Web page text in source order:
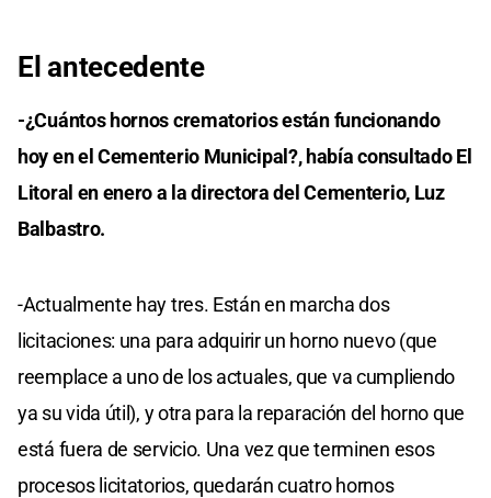
El antecedente
-¿Cuántos hornos crematorios están funcionando
hoy en el Cementerio Municipal?, había consultado El
Litoral en enero a la directora del Cementerio, Luz
Balbastro.
-Actualmente hay tres. Están en marcha dos
licitaciones: una para adquirir un horno nuevo (que
reemplace a uno de los actuales, que va cumpliendo
ya su vida útil), y otra para la reparación del horno que
está fuera de servicio. Una vez que terminen esos
procesos licitatorios, quedarán cuatro hornos